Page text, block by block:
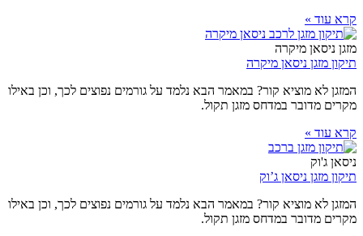
קרא עוד »
מזגן ניסאן מיקרה
תיקון מזגן ניסאן מיקרה
המזגן לא מוציא קור? במאמר הבא נלמד על גורמים נפוצים לכך, וכן באילו
מקרים מדובר במדחס מזגן תקול.
קרא עוד »
ניסאן ג'וק
תיקון מזגן ניסאן ג’וק
המזגן לא מוציא קור? במאמר הבא נלמד על גורמים נפוצים לכך, וכן באילו
מקרים מדובר במדחס מזגן תקול.